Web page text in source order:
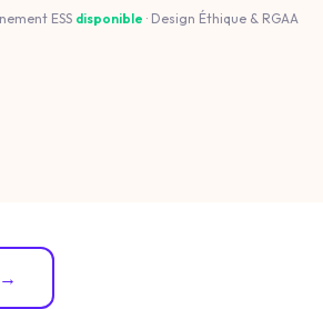
ESS disponible · Design Éthique & RGAA